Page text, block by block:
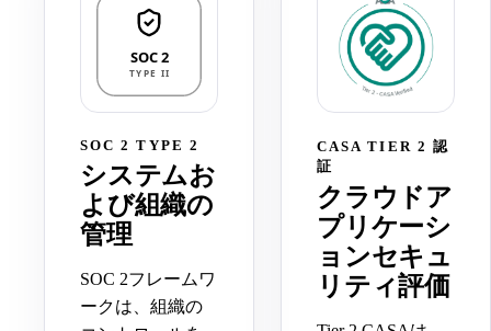
SOC 2 TYPE 2
システムお
よび組織の
管理
SOC 2フレームワ
ークは、組織の
CASA TIER 2 認
証
クラウドア
プリケーシ
ョンセキュ
リティ評価